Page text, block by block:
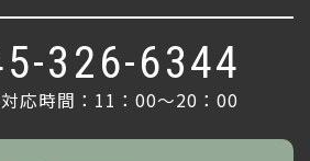
326-6344
応時間：11：00〜20：00